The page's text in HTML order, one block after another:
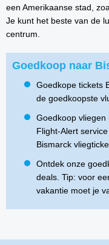
een Amerikaanse stad,
Je kunt het beste van de
centrum.
Goedkoop naar
Goedkope tickets
de goedkoopste
Goedkoop
Flight-Alert
Bismarck
Ontdek onze
deals. Tip: voor
vakantie moet je